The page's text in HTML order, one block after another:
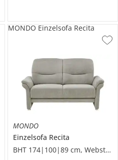
MONDO
Einzelsofa Recita
BHT 174|100|89 cm, Webstoff
MONDO Einzelsofa Recita